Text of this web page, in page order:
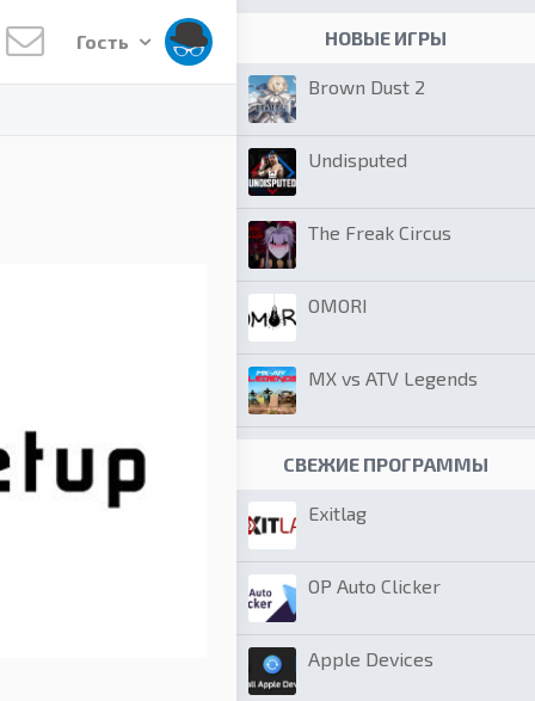
Гость НОВЫЕ ИГРЫ
Brown Dust 2
Undisputed
The Freak Circus
OMORI
MX vs ATV Legends
СВЕЖИЕ ПРОГРАММЫ
Exitlag
OP Auto Clicker
Apple Devices